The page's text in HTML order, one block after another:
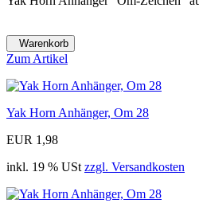
Warenkorb
Zum Artikel
Yak Horn Anhänger, Om 28
EUR 1,98
inkl. 19 % USt zzgl. Versandkosten